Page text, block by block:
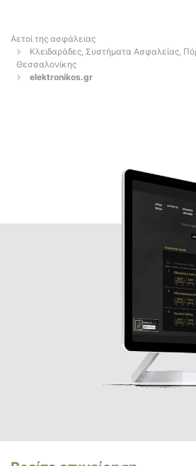
Αετοί της ασφάλειας
Κλειδαράδες, Συστήματα Ασφαλείας,
Θεσσαλονίκης
elektronikos.gr